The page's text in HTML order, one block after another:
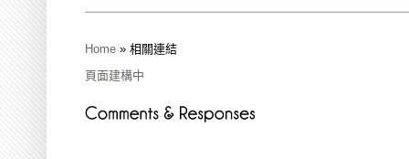
Home » 相關連結
頁面建構中